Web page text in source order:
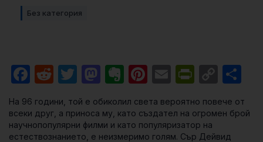
Без категория
Facebook
RedditTwitter
Mastodon
Evernote
Pinterest
Email
На 96 години, той е обиколил света вероятно повече от
всеки друг, а приноса му, като създател на огромен брой
научнопопулярни филми и като популяризатор на
естествознанието, е неизмеримо голям. Сър Дейвид